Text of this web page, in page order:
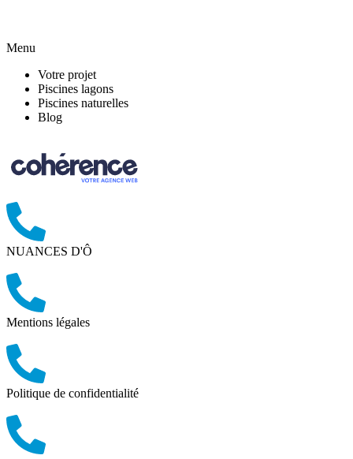
Menu
Votre projet
Piscines lagons
Piscines naturelles
Blog
NUANCES D'Ô
Mentions légales
Politique de confidentialité